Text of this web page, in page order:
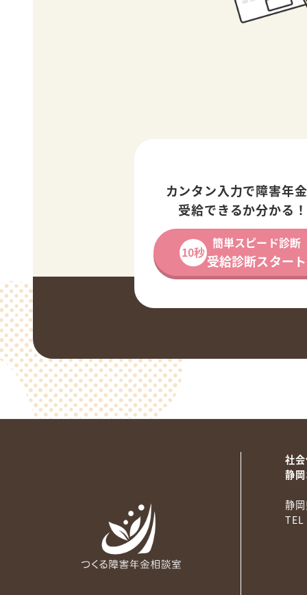
カンタン入力で障害年
受給できるか分かる！
10秒
簡単スピード診断
受給診断スタート
社
静
静